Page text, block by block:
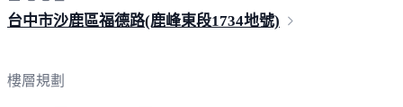
台中市沙鹿區福德路(鹿峰東段1734地號)
樓層規劃